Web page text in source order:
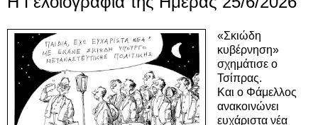
«Σκιώδη
κυβέρνηση»
σχημάτισε ο
Τσίπρας.
Και ο Φάμελλος
ανακοινώνει
ευχάριστα νέα